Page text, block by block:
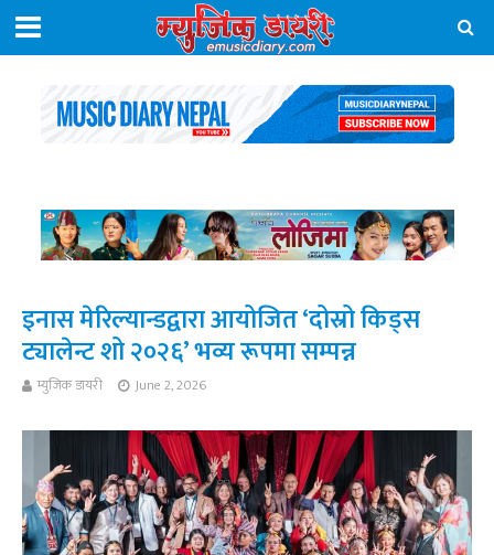
इनास मेरिल्यान्डद्वारा आयोजित ‘दोस्रो किड्स
ट्यालेन्ट शो २०२६’ भव्य रूपमा सम्पन्न
म्युजिक डायरी June 2, 2026